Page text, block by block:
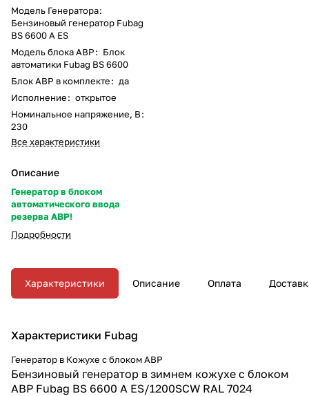
Модель Генератора:
Бензиновый генератор Fubag
BS 6600 A ES
Модель блока АВР: Блок
автоматики Fubag BS 6600
Блок АВР в комплекте: да
Исполнение: открытое
Номинальное напряжение, В:
230
Все характеристики
Описание
Генератор в блоком
автоматического ввода
резерва АВР!
Подробности
Характеристики Описание Оплата
Характеристики Fubag
Генератор в Кожухе с блоком АВР
Бензиновый генератор в зимнем кожухе с блоком
АВР Fubag BS 6600 A ES/1200SCW RAL 7024